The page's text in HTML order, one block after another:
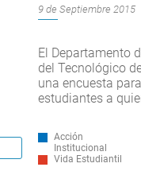
9 de Septiembre 2015
El Departamento
del Tecnológico
una encuesta
estudiantes a
Acción
Institucional
Vida Estudiantil